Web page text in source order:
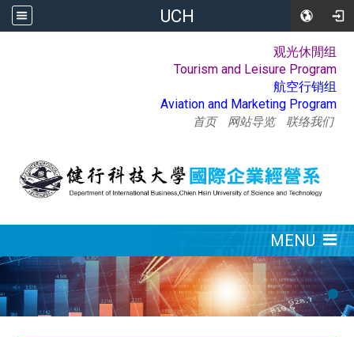
UCH
:::
观光休閒组
Tourism and Leisure Program
航空行销组
Aviation and Marketing Program
首页 网站导览 联络我们
MENU